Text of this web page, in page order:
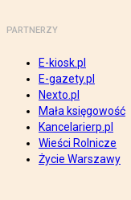
PARTNERZY
E-kiosk.pl
E-gazety.pl
Nexto.pl
Mała księgowość
Kancelarierp.pl
Wieści Rolnicze
Życie Warszawy